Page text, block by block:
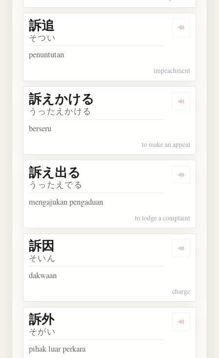
Dengarkan
訴追
そつい
penuntutan
impeachment
Dengarkan
訴えかける
うったえかける
berseru
to make an appeal
Dengarkan
訴え出る
うったえでる
mengajukan pengaduan
to lodge a complaint
Dengarkan
訴因
そいん
dakwaan
charge
Dengarkan
訴外
そがい
pihak luar perkara